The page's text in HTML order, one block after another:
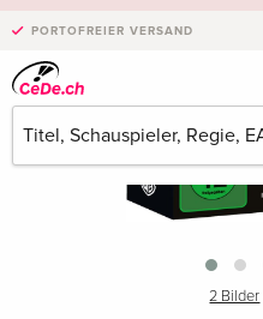
PORTOFREIER VERSAND
2 Bilder